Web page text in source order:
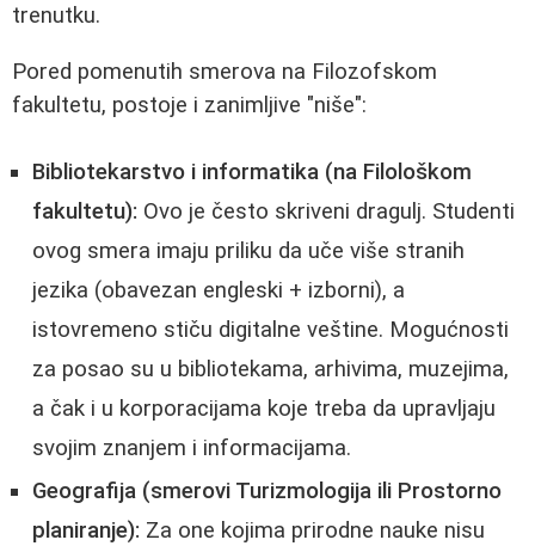
trenutku.
Pored pomenutih smerova na Filozofskom
fakultetu, postoje i zanimljive "niše":
Bibliotekarstvo i informatika (na Filološkom
fakultetu): Ovo je često skriveni dragulj. Studenti
ovog smera imaju priliku da uče više stranih
jezika (obavezan engleski + izborni), a
istovremeno stiču digitalne veštine. Mogućnosti
za posao su u bibliotekama, arhivima, muzejima,
a čak i u korporacijama koje treba da upravljaju
svojim znanjem i informacijama.
Geografija (smerovi Turizmologija ili Prostorno
planiranje): Za one kojima prirodne nauke nisu